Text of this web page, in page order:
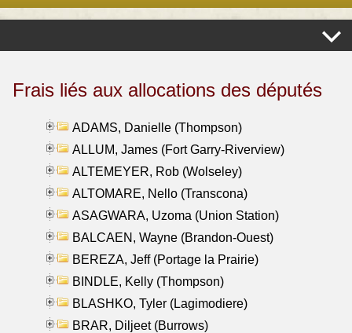
Frais liés aux allocations des députés
ADAMS, Danielle (Thompson)
ALLUM, James (Fort Garry-Riverview)
ALTEMEYER, Rob (Wolseley)
ALTOMARE, Nello (Transcona)
ASAGWARA, Uzoma (Union Station)
BALCAEN, Wayne (Brandon-Ouest)
BEREZA, Jeff (Portage la Prairie)
BINDLE, Kelly (Thompson)
BLASHKO, Tyler (Lagimodiere)
BRAR, Diljeet (Burrows)